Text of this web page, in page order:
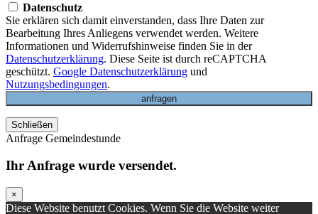
Datenschutz
Sie erklären sich damit einverstanden, dass Ihre Daten zur
Bearbeitung Ihres Anliegens verwendet werden. Weitere
Informationen und Widerrufshinweise finden Sie in der
Datenschutzerklärung. Diese Seite ist durch reCAPTCHA
geschützt. Google Datenschutzerklärung und
Nutzungsbedingungen.
Schließen
Anfrage Gemeindestunde
Ihr Anfrage wurde versendet.
×
Diese Website benutzt Cookies. Wenn Sie die Website weiter